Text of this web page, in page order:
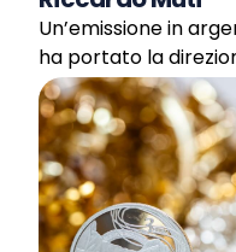
Un’emissione in
ha portato la